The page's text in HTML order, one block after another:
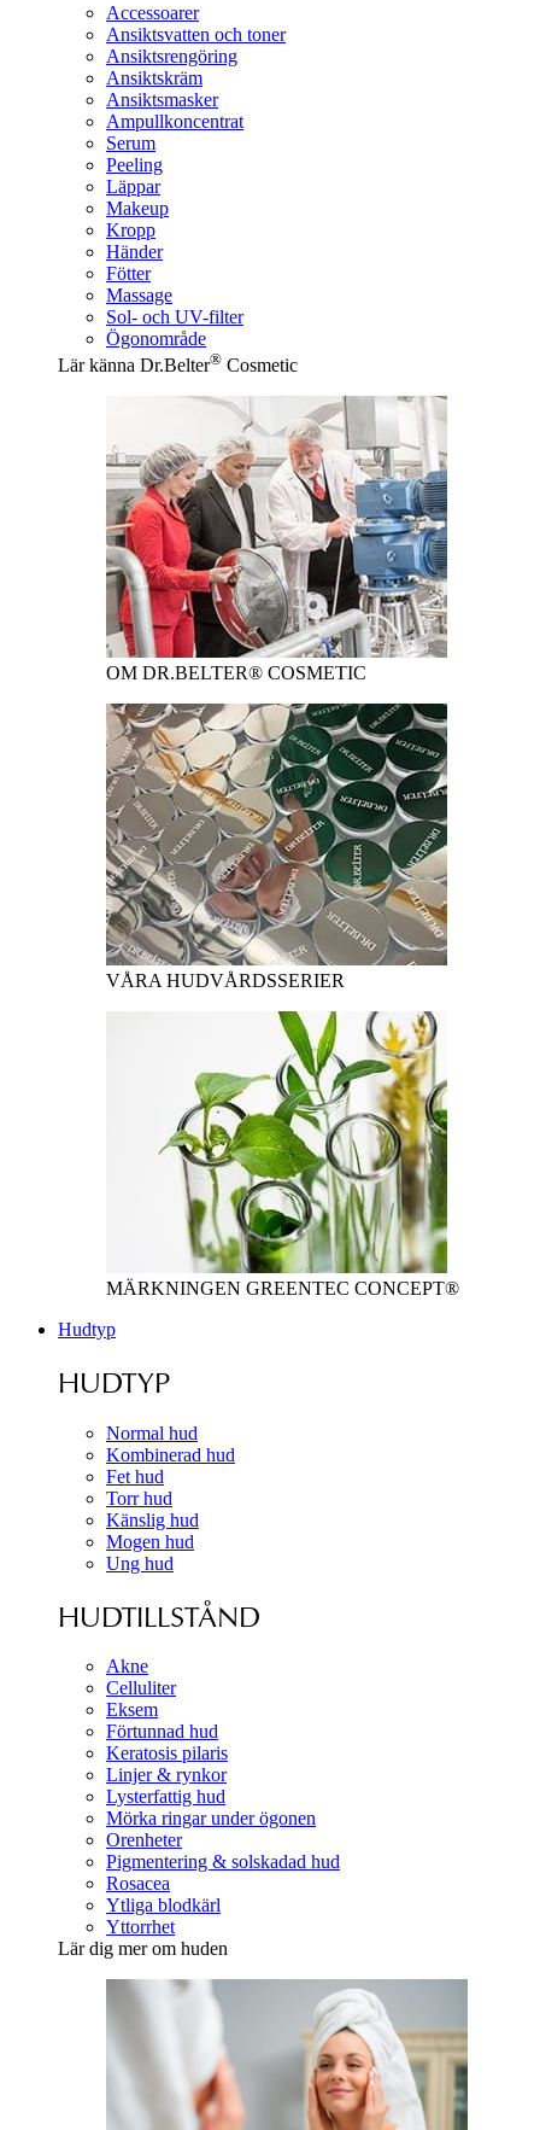
Accessoarer
Ansiktsvatten och toner
Ansiktsrengöring
Ansiktskräm
Ansiktsmasker
Ampullkoncentrat
Serum
Peeling
Läppar
Makeup
Kropp
Händer
Fötter
Massage
Sol- och UV-filter
Ögonområde
Lär känna Dr.Belter® Cosmetic
OM DR.BELTER® COSMETIC
VÅRA HUDVÅRDSSERIER
MÄRKNINGEN GREENTEC CONCEPT®
Hudtyp
HUDTYP
Normal hud
Kombinerad hud
Fet hud
Torr hud
Känslig hud
Mogen hud
Ung hud
HUDTILLSTÅND
Akne
Celluliter
Eksem
Förtunnad hud
Keratosis pilaris
Linjer & rynkor
Lysterfattig hud
Mörka ringar under ögonen
Orenheter
Pigmentering & solskadad hud
Rosacea
Ytliga blodkärl
Yttorrhet
Lär dig mer om huden